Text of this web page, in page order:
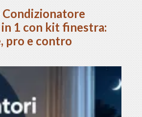
1 con kit finestra:
pro e contro